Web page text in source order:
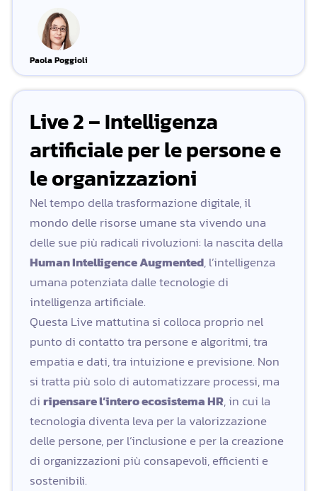
Paola Poggioli
Live 2 – Intelligenza
artificiale per le persone e
le organizzazioni
Nel tempo della trasformazione digitale, il
mondo delle risorse umane sta vivendo una
delle sue più radicali rivoluzioni: la nascita della
Human Intelligence Augmented, l’intelligenza
umana potenziata dalle tecnologie di
intelligenza artificiale.
Questa Live mattutina si colloca proprio nel
punto di contatto tra persone e algoritmi, tra
empatia e dati, tra intuizione e previsione. Non
si tratta più solo di automatizzare processi, ma
diripensare l’intero ecosistema HR, in cui la
tecnologia diventa leva per la valorizzazione
delle persone, per l’inclusione e per la creazione
di organizzazioni più consapevoli, efficienti e
sostenibili.